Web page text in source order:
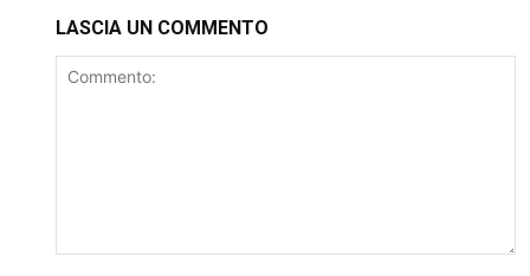
LASCIA UN COMMENTO